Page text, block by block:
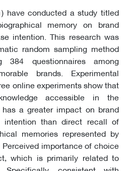
have conducted a study titled
memory on brand
intention. This research was
random sampling method
questionnaires among
brands. Experimental
online experiments show that
accessible in the
a greater impact on brand
intention than direct recall of
memories represented by
importance of choice
which is primarily related to